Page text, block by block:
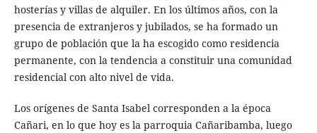
hosterías y villas de alquiler. En los últimos años, con la
presencia de extranjeros y jubilados, se ha formado un
grupo de población que la ha escogido como residencia
permanente, con la tendencia a constituir una comunidad
residencial con alto nivel de vida.
Los orígenes de Santa Isabel corresponden a la época
Cañari, en lo que hoy es la parroquia Cañaribamba, luego